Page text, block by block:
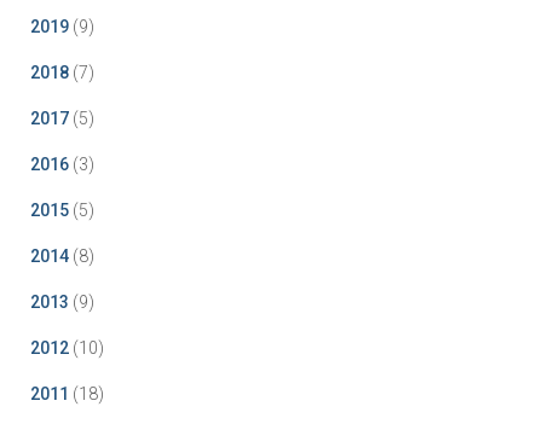
2019 (9)
2018 (7)
2017 (5)
2016 (3)
2015 (5)
2014 (8)
2013 (9)
2012 (10)
2011 (18)